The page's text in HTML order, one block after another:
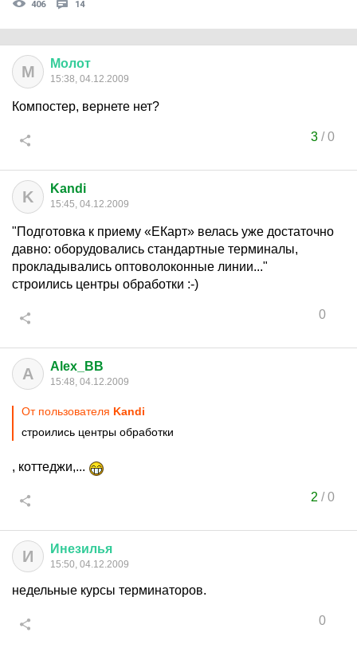
406 14
М Молот
15:38, 04.12.2009
Компостер, вернете нет?
3/0
K Kandi
15:45, 04.12.2009
"Подготовка к приему «ЕКарт» велась уже достаточно
давно: оборудовались стандартные терминалы,
прокладывались оптоволоконные линии..."
строились центры обработки :-)
0
A Alex_BB
15:48, 04.12.2009
От пользователя Kandi
строились центры обработки
, коттеджи,...
2 /0
И Инезилья
15:50, 04.12.2009
недельные курсы терминаторов.
0